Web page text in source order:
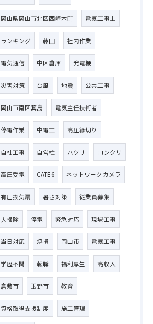
岡山県岡山市北区西崎本町 電気工事士
ランキング 藤田 社内作業
電気通信 中区倉庫 発電機
災害対策 台風 地震 公共工事
岡山市南区箕島 電気主任技術者
停電作業 中電工 高圧縁切り
自社工事 自営柱 ハツリ コンクリ
高圧受電 CATE6 ネットワークカメラ
有圧換気扇 暑さ対策 従業員募集
大掃除 停電 緊急対応 現場工事
当日対応 焼損 岡山市 電気工事
学歴不問 転職 福利厚生 高収入
倉敷市 玉野市 教育
資格取得支援制度 施工管理